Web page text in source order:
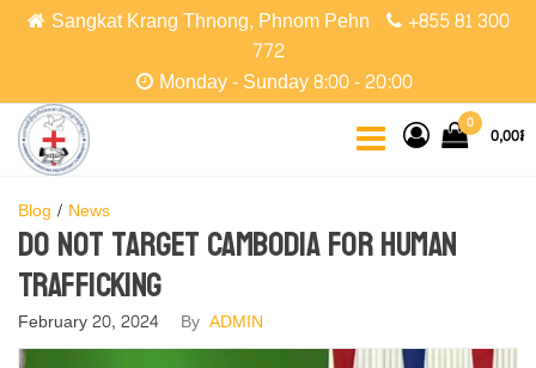
Skip
content
Sangkat Krang Thnong, Phnom Pehn
+855 81 300
772
Monday - Sunday 8:00 - 20:00
0 0,00៛
CCPC
Blog News
Do not target Cambodia for human
trafficking
February 20, 2024 By ADMIN